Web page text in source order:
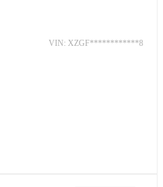
VIN: XZGF************8